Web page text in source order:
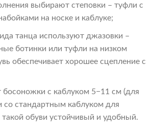
выбирают степовки – туфли с
на носке и каблуке;
танца используют джазовки –
ботинки или туфли на низком
обеспечивает хорошее сцепление с
босоножки с каблуком 5−11 см (для
стандартным каблуком для
обуви устойчивый и удобный.